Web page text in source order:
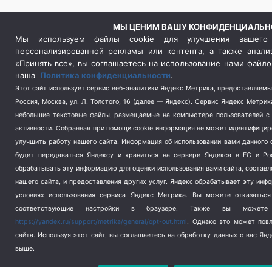
МЫ ЦЕНИМ ВАШУ
Мы используем файлы cookie для улучшения вашего
персонализированной рекламы или контента, а также
«Принять все», вы соглашаетесь на использование нами
наша Политика конфиденциальности.
Этот сайт использует сервис веб-аналитики Яндекс Метрика,
Россия, Москва, ул. Л. Толстого, 16 (далее — Яндекс). Сервис Яндекс
небольшие текстовые файлы, размещаемые на компьютере пользователей с
активности. Собранная при помощи cookie информация не может
улучшить работу нашего сайта. Информация об использовании вами
будет передаваться Яндексу и храниться на сервере Яндекса в ЕС и
обрабатывать эту информацию для оценки использования вами сайта,
нашего сайта, и предоставления других услуг. Яндекс обрабатывает эту
условиях использования сервиса Яндекс Метрика.
Вы можете
соответствующие настройки в браузере. Также вы можете
https://yandex.ru/support/metrika/general/opt-out.html. Однако это может
сайта. Используя этот сайт, вы соглашаетесь на обработку данных о вас
выше.